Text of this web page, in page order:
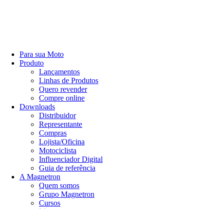
Para sua Moto
Produto
Lançamentos
Linhas de Produtos
Quero revender
Compre online
Downloads
Distribuidor
Representante
Compras
Lojista/Oficina
Motociclista
Influenciador Digital
Guia de referência
A Magnetron
Quem somos
Grupo Magnetron
Cursos